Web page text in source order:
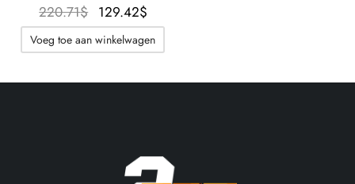
220.71$ Oorspronkelijke
prijs was:
220.71$.
129.42$
huidige
prijs is:
Voeg toe aan winkelwagen